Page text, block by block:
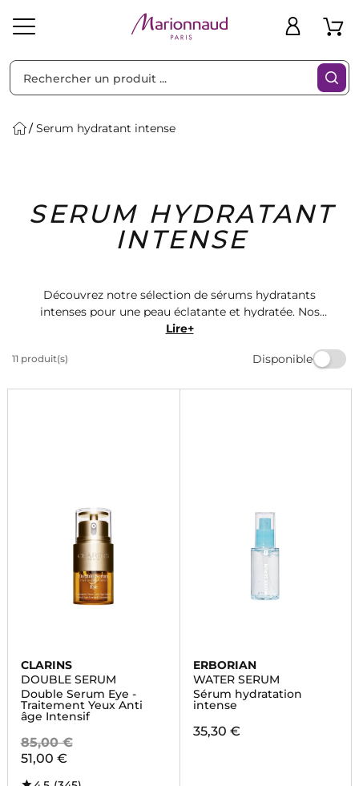
Solaire Homme Marques Idées
Cadeaux
Bons
Plans
Serum hydratant intense
SERUM HYDRATANT
INTENSE
Découvrez notre sélection de sérums hydratants
intenses pour une peau éclatante et hydratée. Nos
produits de qualité vous offrent une hydratation
de cosmétiques chez Marionnaud et offrez à votre
Lire+
11 produit(s) Disponible
Filtres
CLARINS
DOUBLE SERUM
Double Serum Eye -
Traitement Yeux Anti
âge Intensif
85,00 €
51,00 €
ERBORIAN
WATER SERUM
Sérum hydratation
intense
35,30 €